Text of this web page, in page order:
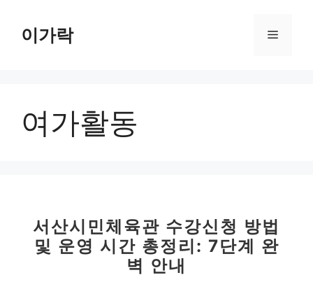
이가락 메
여가활동
서산시민체육관 수강신청 방법
및 운영 시간 총정리: 7단계 완
벽 안내